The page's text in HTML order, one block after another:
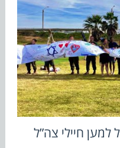
למען חיילי צה”ל